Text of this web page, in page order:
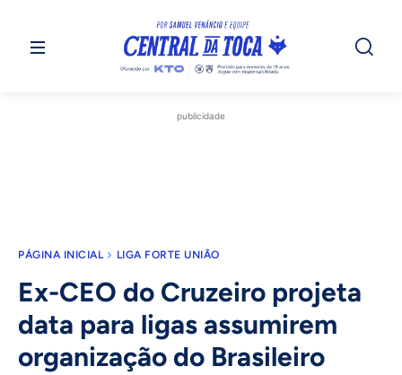
publicidade
PÁGINA INICIAL LIGA FORTE UNIÃO
Ex-CEO do Cruzeiro projeta
data para ligas assumirem
organização do Brasileiro